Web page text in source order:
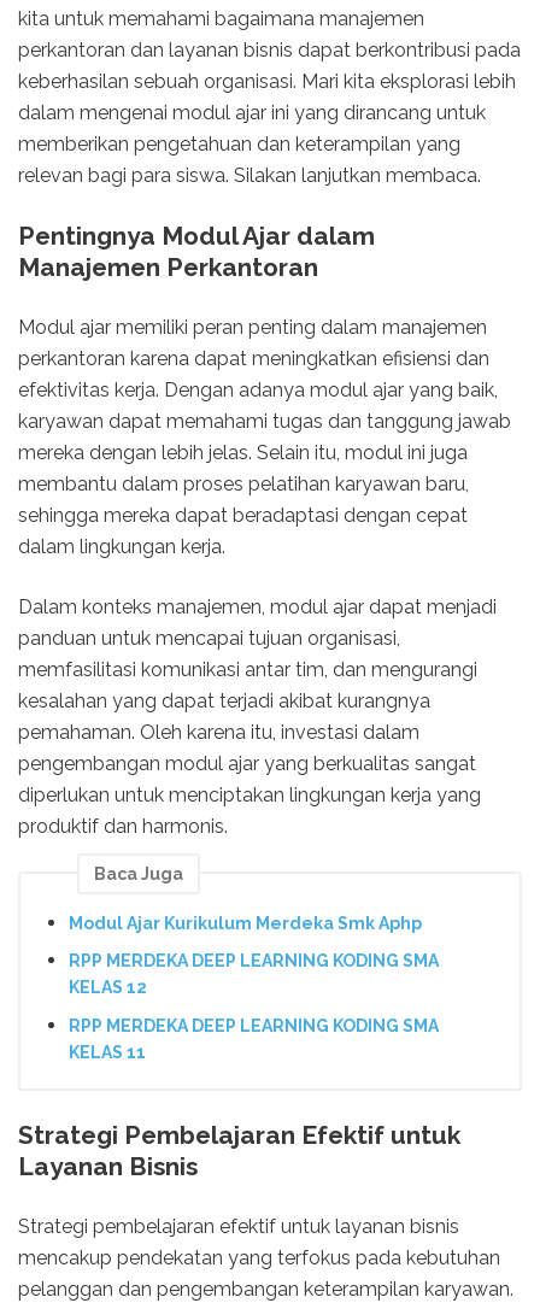
kita untuk memahami bagaimana manajemen
perkantoran dan layanan bisnis dapat berkontribusi pada
keberhasilan sebuah organisasi. Mari kita eksplorasi lebih
dalam mengenai modul ajar ini yang dirancang untuk
memberikan pengetahuan dan keterampilan yang
relevan bagi para siswa. Silakan lanjutkan membaca.
Pentingnya Modul Ajar dalam
Manajemen Perkantoran
Modul ajar memiliki peran penting dalam manajemen
perkantoran karena dapat meningkatkan efisiensi dan
efektivitas kerja. Dengan adanya modul ajar yang baik,
karyawan dapat memahami tugas dan tanggung jawab
mereka dengan lebih jelas. Selain itu, modul ini juga
membantu dalam proses pelatihan karyawan baru,
sehingga mereka dapat beradaptasi dengan cepat
dalam lingkungan kerja.
Dalam konteks manajemen, modul ajar dapat menjadi
panduan untuk mencapai tujuan organisasi,
memfasilitasi komunikasi antar tim, dan mengurangi
kesalahan yang dapat terjadi akibat kurangnya
pemahaman. Oleh karena itu, investasi dalam
pengembangan modul ajar yang berkualitas sangat
diperlukan untuk menciptakan lingkungan kerja yang
produktif dan harmonis.
Baca Juga
Modul Ajar Kurikulum Merdeka Smk Aphp
RPP MERDEKA DEEP LEARNING KODING SMA
KELAS 12
RPP MERDEKA DEEP LEARNING KODING SMA
KELAS 11
Strategi Pembelajaran Efektif untuk
Layanan Bisnis
Strategi pembelajaran efektif untuk layanan bisnis
mencakup pendekatan yang terfokus pada kebutuhan
pelanggan dan pengembangan keterampilan karyawan.